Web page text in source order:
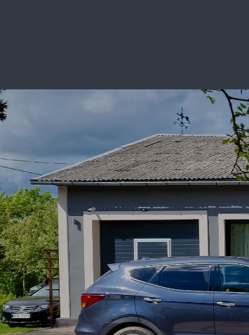
Tavs brīvdienu ceļvedis